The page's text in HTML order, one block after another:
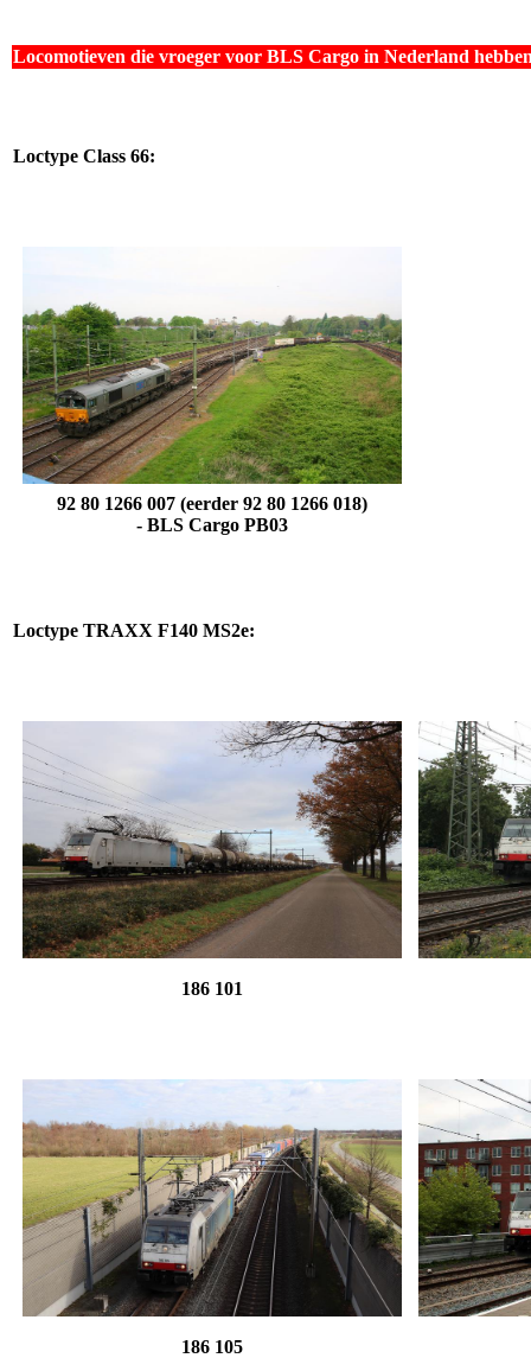
Locomotieven die vroeger voor BLS Cargo in Nederland
Loctype Class 66:
92 80 1266 007 (eerder 92 80 1266 018)
- BLS Cargo PB03
Loctype TRAXX F140 MS2e:
186 101
186 105